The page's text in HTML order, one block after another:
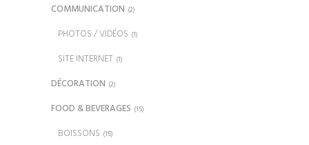
COMMUNICATION (2)
PHOTOS / VIDÉOS (1)
SITE INTERNET (1)
DÉCORATION (2)
FOOD & BEVERAGES (15)
BOISSONS (15)